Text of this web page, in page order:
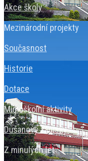
Akce školy
Mezinárodní projekty
Současnost
Historie
Dotace
Mimoškolní aktivity
Dušanovy zápisky
Z minulých let